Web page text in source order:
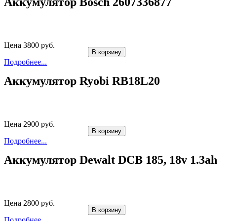
Цена 3800 руб.
Подробнее...
В корзину
Аккумулятор Ryobi RB18L20
Цена 2900 руб.
Подробнее...
В корзину
Аккумулятор Dewalt DCB 185, 18v 1.3ah
Цена 2800 руб.
В корзину